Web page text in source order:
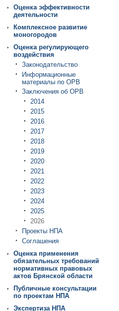
Оценка эффективности
деятельности
Комплексное развитие
моногородов
Оценка регулирующего
воздействия
Законодательство
Информационные
материалы по ОРВ
Заключения об ОРВ
2014
2015
2016
2017
2018
2019
2020
2021
2022
2023
2024
2025
2026
Проекты НПА
Соглашения
Оценка применения
обязательных требований
нормативных правовых
актов Брянской области
Публичные консультации
по проектам НПА
Экспертиза НПА